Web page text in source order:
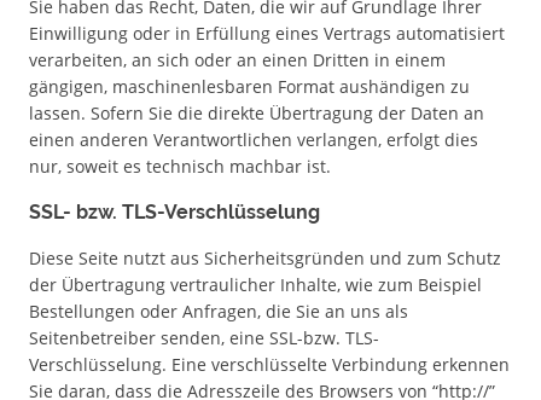
Sie haben das Recht, Daten, die wir auf Grundlage Ihrer
Einwilligung oder in Erfüllung eines Vertrags automatisiert
verarbeiten, an sich oder an einen Dritten in einem
gängigen, maschinenlesbaren Format aushändigen zu
lassen. Sofern Sie die direkte Übertragung der Daten an
einen anderen Verantwortlichen verlangen, erfolgt dies
nur, soweit es technisch machbar ist.
SSL- bzw. TLS-Verschlüsselung
Diese Seite nutzt aus Sicherheitsgründen und zum Schutz
der Übertragung vertraulicher Inhalte, wie zum Beispiel
Bestellungen oder Anfragen, die Sie an uns als
Seitenbetreiber senden, eine SSL-bzw. TLS-
Verschlüsselung. Eine verschlüsselte Verbindung erkennen
Sie daran, dass die Adresszeile des Browsers von “http://”